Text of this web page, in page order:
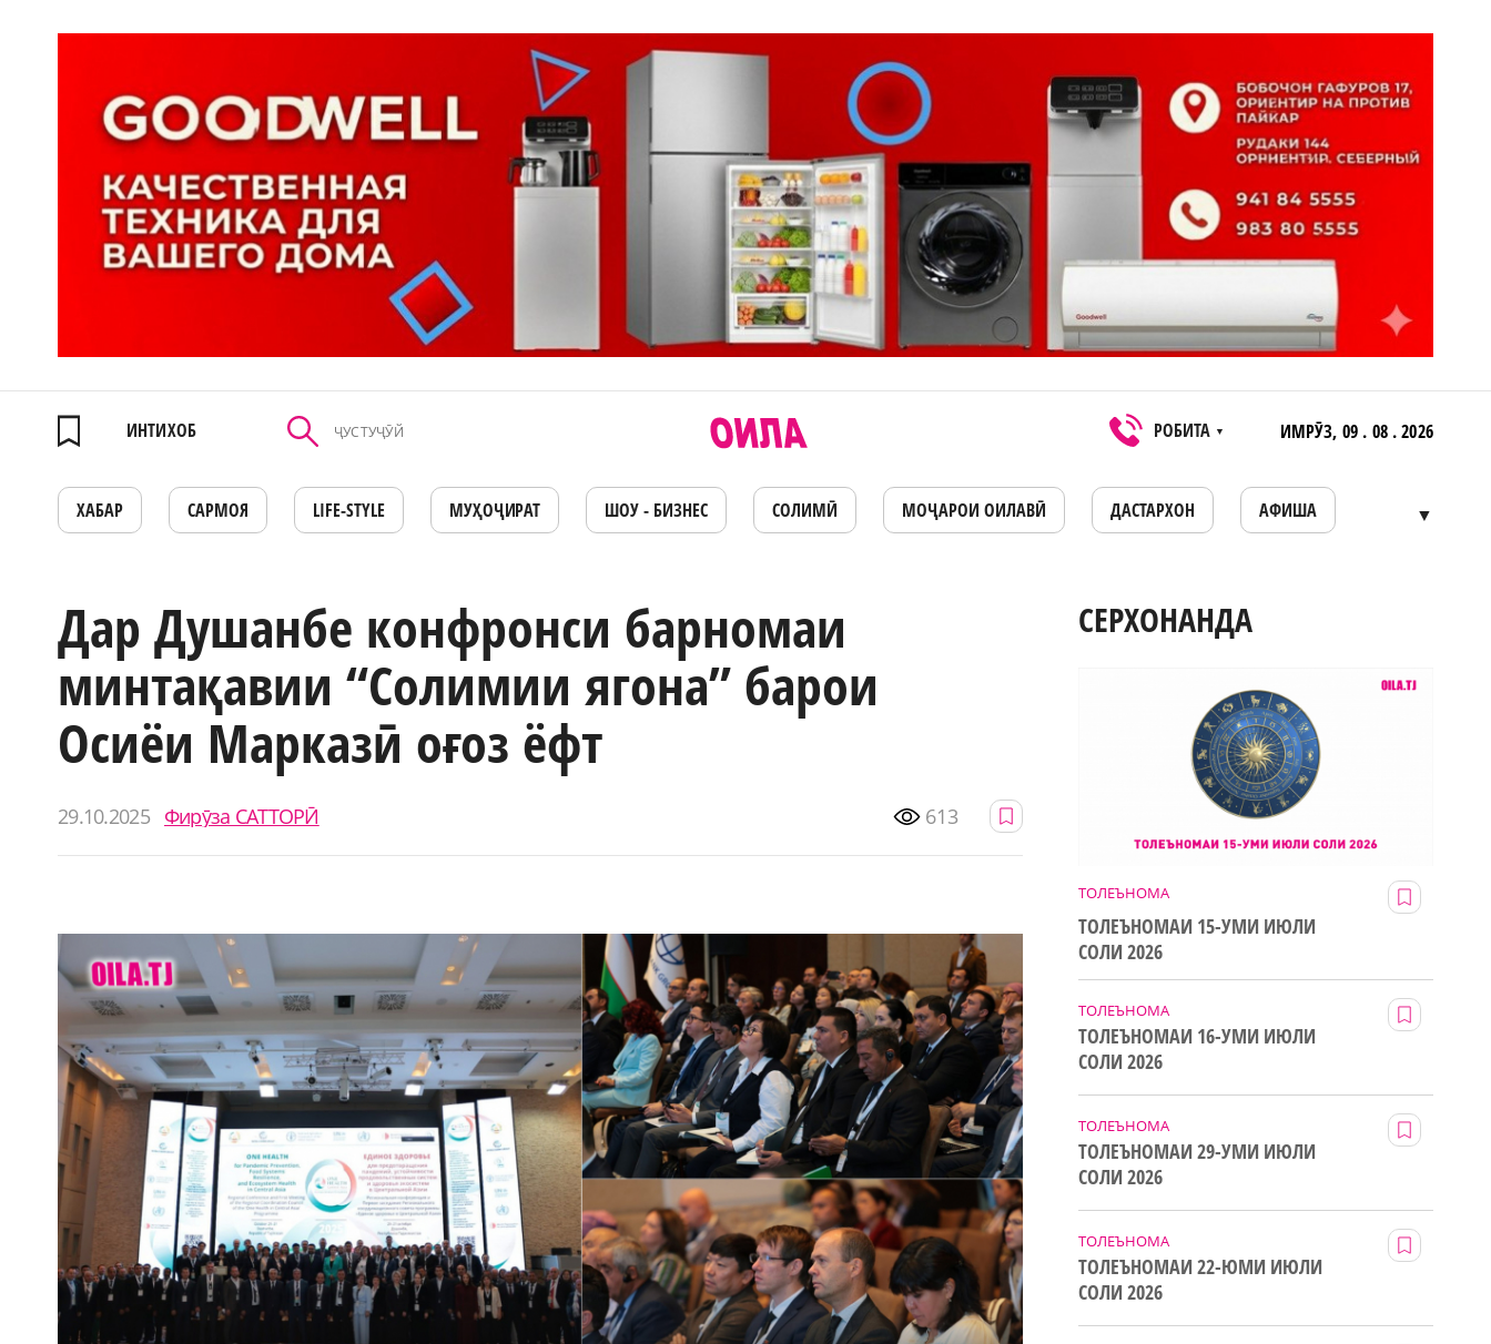
ИНТИХОБ РОБИТА ▼ ИМРӮЗ, 09 . 08 . 2026
ХАБАР САРМОЯ LIFE-STYLE МУҲОҶИРАТ ШОУ - БИЗНЕС СОЛИМӢ МОҶАРОИ ОИЛАВӢ ДАСТАРХОН АФИША ▼
Дар Душанбе конфронси барномаи
минтақавии “Солимии ягона” барои
Осиёи Марказӣ оғоз ёфт
29.10.2025 Фирӯза САТТОРӢ 613
СЕРХОНАНДА
ТОЛЕЪНОМА
ТОЛЕЪНОМАИ 15-УМИ ИЮЛИ
СОЛИ 2026
ТОЛЕЪНОМА
ТОЛЕЪНОМАИ 16-УМИ ИЮЛИ
СОЛИ 2026
ТОЛЕЪНОМА
ТОЛЕЪНОМАИ 29-УМИ ИЮЛИ
СОЛИ 2026
ТОЛЕЪНОМА
ТОЛЕЪНОМАИ 22-ЮМИ ИЮЛИ
СОЛИ 2026